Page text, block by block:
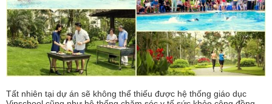
Tất nhiên tại dự án sẽ không thể thiếu được hệ thống giáo dục